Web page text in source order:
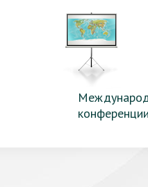
конференции